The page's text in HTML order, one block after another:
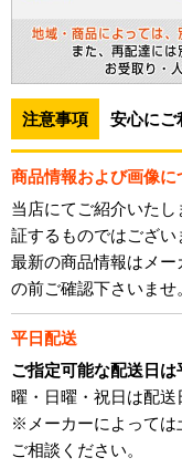
注意事項 安心にご
商品情報および画像に
当店にてご紹介いた
証するものではござい
最新の商品情報はメ
の前ご確認下さいませ
平日配送
ご指定可能な配送日
曜・日曜・祝日は配送
※メーカーによっては
ご相談ください。